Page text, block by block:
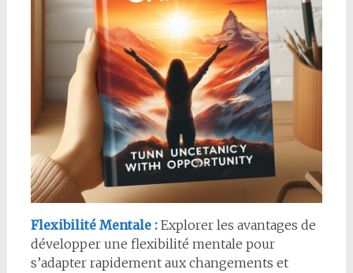
Flexibilité Mentale :Explorer les avantages de
développer une flexibilité mentale pour
s’adapter rapidement aux changements et